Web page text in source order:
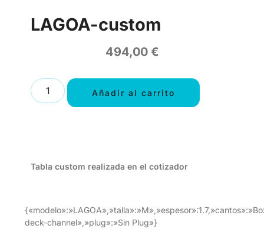
LAGOA-custom
494,00 €
Añadir al carrito
Tabla custom realizada en el cotizador
deck-channel»,»plug»:»Sin Plug»}